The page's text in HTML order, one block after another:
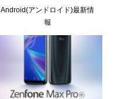
Android(アンドロイド)最新情
報